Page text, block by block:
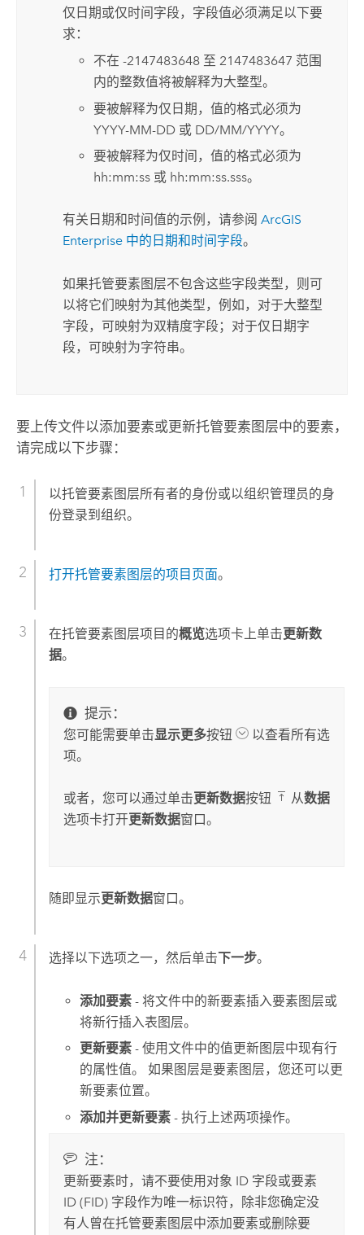
仅日期或仅时间字段，字段值必须满足以下要
求：
不在 -2147483648 至 2147483647 范围
内的整数值将被解释为大整型。
要被解释为仅日期，值的格式必须为
YYYY-MM-DD 或 DD/MM/YYYY。
要被解释为仅时间，值的格式必须为
hh:mm:ss 或 hh:mm:ss.sss。
有关日期和时间值的示例，请参阅 ArcGIS
Enterprise中的日期和时间字段。
如果托管要素图层不包含这些字段类型，则可
以将它们映射为其他类型，例如，对于大整型
字段，可映射为双精度字段；对于仅日期字
段，可映射为字符串。
要上传文件以添加要素或更新托管要素图层中的要素，
请完成以下步骤：
以托管要素图层所有者的身份或以组织管理员的身
份登录到组织。
打开托管要素图层的项目页面。
在托管要素图层项目的概览选项卡上单击更新数
据。
提示：
您可能需要单击显示更多按钮
以查看所有选
项。
或者，您可以通过单击更新数据按钮 从数据
选项卡打开更新数据窗口。
随即显示更新数据窗口。
选择以下选项之一，然后单击下一步。
添加要素 - 将文件中的新要素插入要素图层或
将新行插入表图层。
更新要素 - 使用文件中的值更新图层中现有行
的属性值。 如果图层是要素图层，您还可以更
新要素位置。
添加并更新要素 - 执行上述两项操作。
注：
更新要素时，请不要使用对象 ID 字段或要素
ID (FID) 字段作为唯一标识符，除非您确定没
有人曾在托管要素图层中添加要素或删除要